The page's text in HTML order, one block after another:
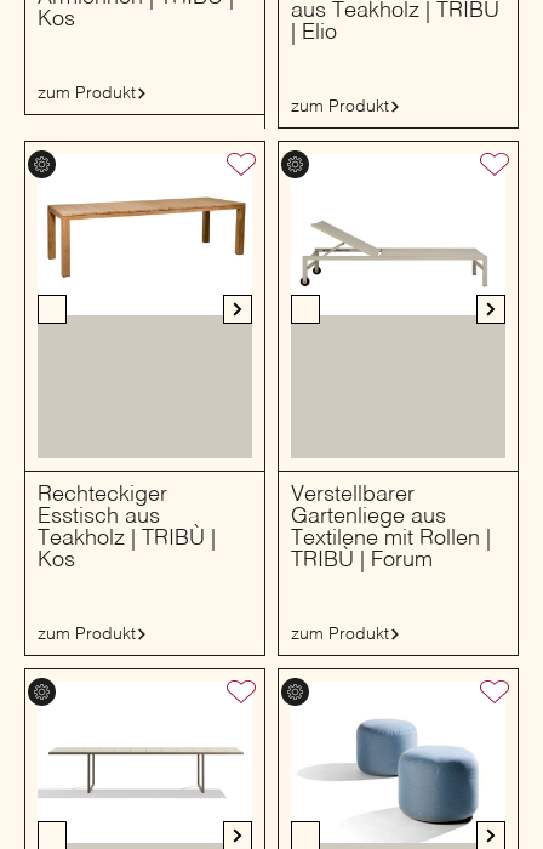
Kos
zum Produkt
aus Teakholz | TRIBÙ
| Elio
zum Produkt
Rechteckiger
Esstisch aus
Teakholz | TRIBÙ |
Kos
zum Produkt
Verstellbarer
Gartenliege aus
Textilene mit Rollen |
TRIBÙ | Forum
zum Produkt